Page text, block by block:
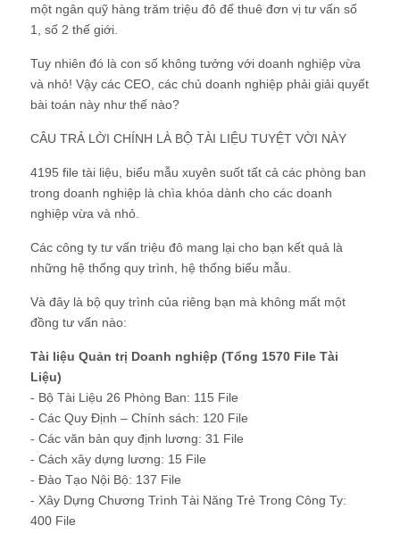
một ngân quỹ hàng trăm triệu đô để thuê đơn vị tư vấn số
1, số 2 thế giới.
Tuy nhiên đó là con số không tưởng với doanh nghiệp vừa
và nhỏ! Vậy các CEO, các chủ doanh nghiệp phải giải quyết
bài toán này như thế nào?
CÂU TRẢ LỜI CHÍNH LÀ BỘ TÀI LIỆU TUYỆT VỜI NÀY
4195 file tài liệu, biểu mẫu xuyên suốt tất cả các phòng ban
trong doanh nghiệp là chìa khóa dành cho các doanh
nghiệp vừa và nhỏ.
Các công ty tư vấn triệu đô mang lại cho bạn kết quả là
những hệ thống quy trình, hệ thống biểu mẫu.
Và đây là bộ quy trình của riêng bạn mà không mất một
đồng tư vấn nào:
Tài liệu Quản trị Doanh nghiệp (Tổng 1570 File Tài
Liệu)
- Bộ Tài Liệu 26 Phòng Ban: 115 File
- Các Quy Định – Chính sách: 120 File
- Các văn bản quy định lương: 31 File
- Cách xây dựng lương: 15 File
- Đào Tạo Nội Bộ: 137 File
- Xây Dựng Chương Trình Tài Năng Trẻ Trong Công Ty:
400 File